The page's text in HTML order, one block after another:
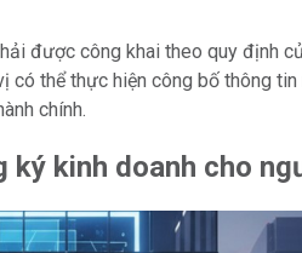
được công khai theo quy định
có thể thực hiện công bố thông tin
chính.
kinh doanh cho